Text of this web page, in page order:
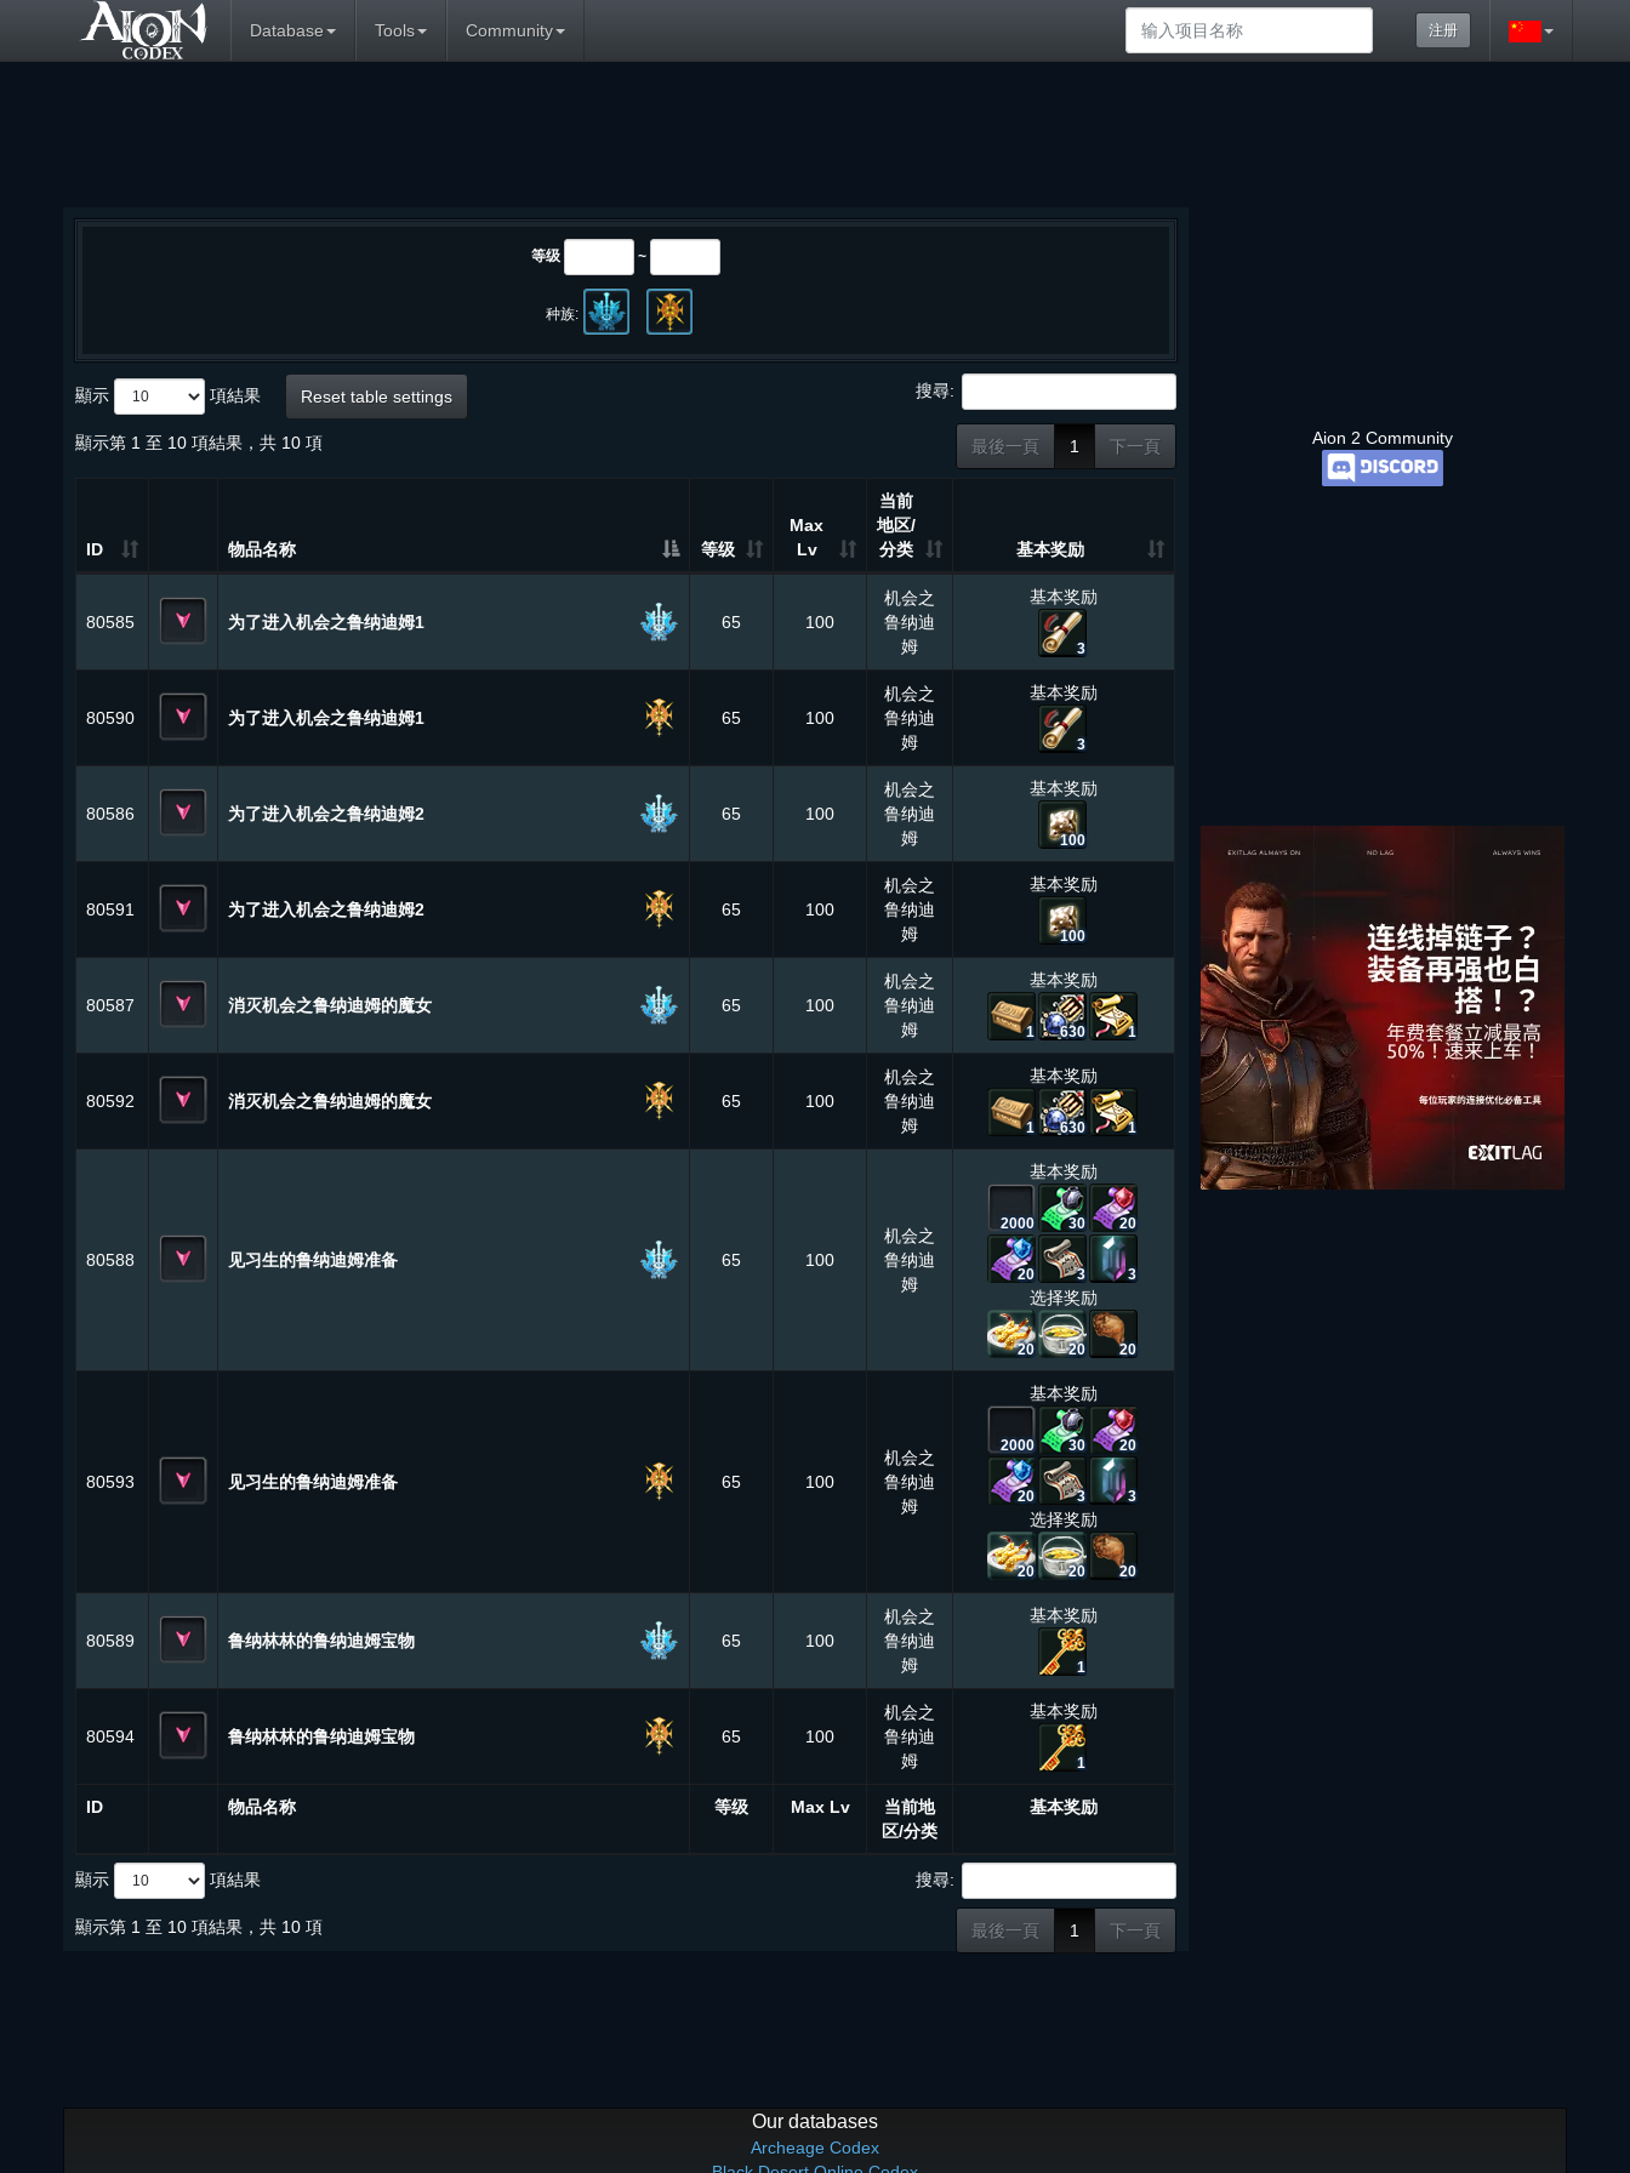
Database Tools Community 注册
Aion 2 Community
等级 ~
种族:
顯示 項結果 Reset table settings 搜尋:
顯示第 1 至 10 項結果，共 10 項 最後一頁 1 下一頁
ID 物品名称 等级
Max
Lv
当前
地区/
分类
基本奖励
ID 物品名称 等级 Max Lv
当前地
区/分类
基本奖励
80585 为了进入机会之鲁纳迪姆1 65 100
机会之
鲁纳迪
姆
基本奖励
3
80590 为了进入机会之鲁纳迪姆1 65 100
机会之
鲁纳迪
姆
基本奖励
3
80586 为了进入机会之鲁纳迪姆2 65 100
机会之
鲁纳迪
姆
基本奖励
100
80591 为了进入机会之鲁纳迪姆2 65 100
机会之
鲁纳迪
姆
基本奖励
100
80587 消灭机会之鲁纳迪姆的魔女 65 100
机会之
鲁纳迪
姆
基本奖励
1 630 1
80592 消灭机会之鲁纳迪姆的魔女 65 100
机会之
鲁纳迪
姆
基本奖励
1 630 1
80588 见习生的鲁纳迪姆准备 65 100
机会之
鲁纳迪
姆
基本奖励
2000 30 20
20 3 3
选择奖励
20 20 20
80593 见习生的鲁纳迪姆准备 65 100
机会之
鲁纳迪
姆
基本奖励
2000 30 20
20 3 3
选择奖励
20 20 20
80589 鲁纳林林的鲁纳迪姆宝物 65 100
机会之
鲁纳迪
姆
基本奖励
1
80594 鲁纳林林的鲁纳迪姆宝物 65 100
机会之
鲁纳迪
姆
基本奖励
1
顯示 項結果 搜尋:
顯示第 1 至 10 項結果，共 10 項 最後一頁 1 下一頁
Our databases
Archeage Codex